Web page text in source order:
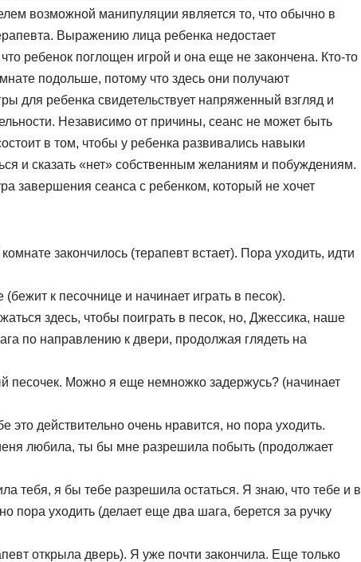
возможной манипуляции является то, что обычно в
Выражению лица ребенка недостает
ребенок поглощен игрой и она еще не закончена. Кто-то
подольше, потому что здесь они получают
для ребенка свидетельствует напряженный взгляд и
Независимо от причины, сеанс не может быть
в том, чтобы у ребенка развивались навыки
и сказать «нет» собственным желаниям и побуждениям.
завершения сеанса с ребенком, который не хочет
закончилось (терапевт встает). Пора уходить, идти
к песочнице и начинает играть в песок).
здесь, чтобы поиграть в песок, но, Джессика, наше
по направлению к двери, продолжая глядеть на
песочек. Можно я еще немножко задержусь? (начинает
действительно очень нравится, но пора уходить.
любила, ты бы мне разрешила побыть (продолжает
тебя, я бы тебе разрешила остаться. Я знаю, что тебе и в
пора уходить (делает еще два шага, берется за ручку
открыла дверь). Я уже почти закончила. Еще только